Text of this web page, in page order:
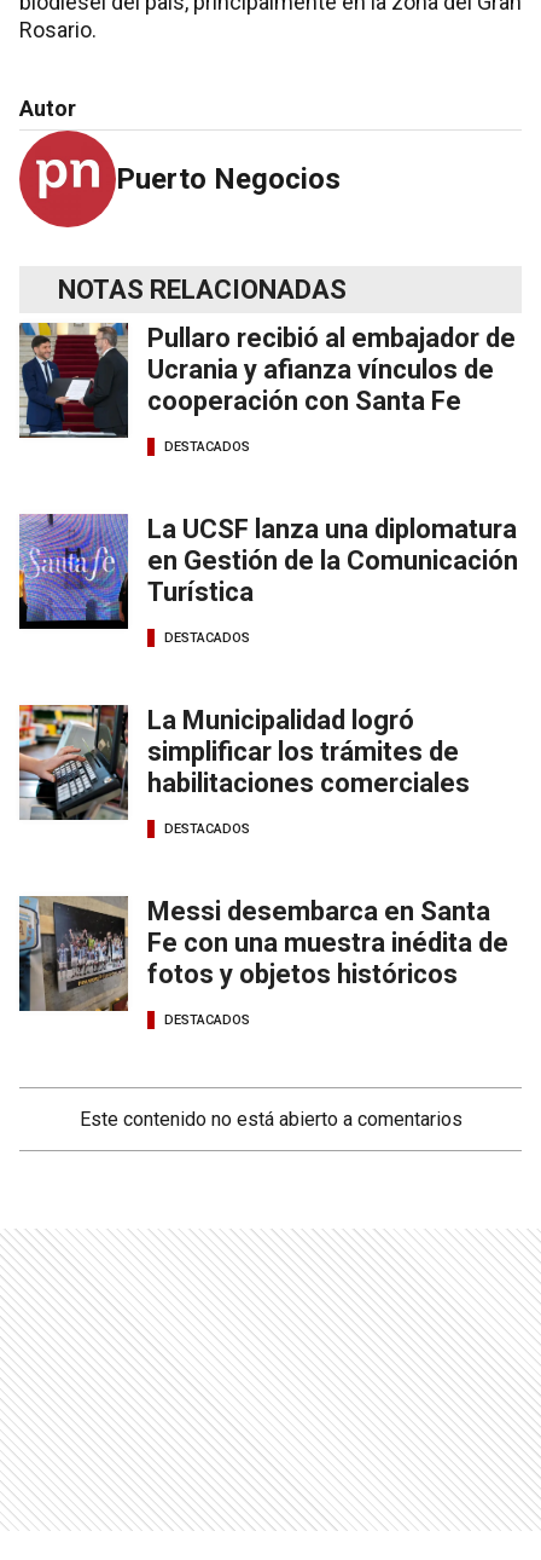
Rosario.
Autor
Puerto Negocios
NOTAS RELACIONADAS
Pullaro recibió al embajador de
Ucrania y afianza vínculos de
cooperación con Santa Fe
DESTACADOS
La UCSF lanza una diplomatura
en Gestión de la Comunicación
Turística
DESTACADOS
La Municipalidad logró
simplificar los trámites de
habilitaciones comerciales
DESTACADOS
Messi desembarca en Santa
Fe con una muestra inédita de
fotos y objetos históricos
DESTACADOS
Este contenido no está abierto a comentarios